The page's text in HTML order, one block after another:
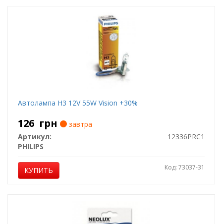
Автолампа H3 12V 55W Vision +30%
126 грн
завтра
Артикул:
12336PRC1
PHILIPS
КУПИТЬ Код: 73037-31